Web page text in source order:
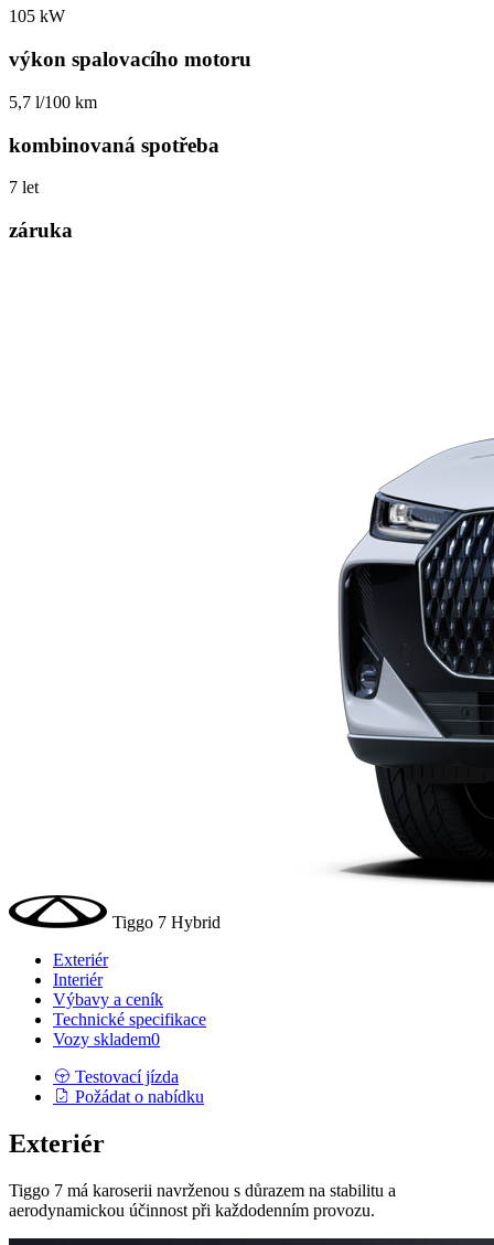
105 kW
výkon spalovacího motoru
5,7 l/100 km
kombinovaná spotřeba
7 let
záruka
Tiggo 7 Hybrid
Exteriér
Interiér
Výbavy a ceník
Technické specifikace
Vozy skladem0
Testovací jízda
Požádat o nabídku
Exteriér
Tiggo 7 má karoserii navrženou s důrazem na stabilitu a
aerodynamickou účinnost při každodenním provozu.